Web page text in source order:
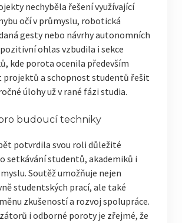
nechyběla řešení využívající
očí v průmyslu, robotická
gesty nebo návrhy autonomních
ohlas vzbudila i sekce
kde porota ocenila především
projektů a schopnost studentů řešit
úlohy už v rané fázi studia.
budoucí techniky
potvrdila svou roli důležité
setkávání studentů, akademiků i
Soutěž umožňuje nejen
studentských prací, ale také
zkušeností a rozvoj spolupráce.
i odborné poroty je zřejmé, že